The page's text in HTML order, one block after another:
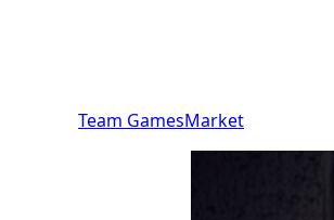
Team GamesMarket